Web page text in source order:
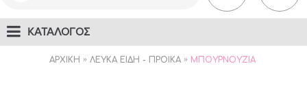
ΚΑΤΑΛΟΓΟΣ
ΑΡΧΙΚΉ ΛΕΥΚΆ ΕΊΔΗ - ΠΡΟΊΚΑ ΜΠΟΥΡΝΟΎΖΙΑ